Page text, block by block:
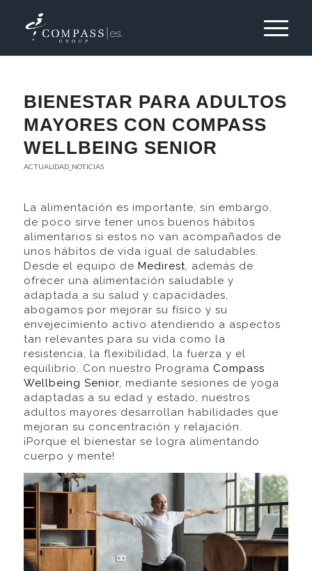
BIENESTAR PARA ADULTOS
MAYORES CON COMPASS
WELLBEING SENIOR
ACTUALIDAD_NOTICIAS
La alimentación es importante, sin embargo,
de poco sirve tener unos buenos hábitos
alimentarios si estos no van acompañados de
unos hábitos de vida igual de saludables.
Desde el equipo de Medirest, además de
ofrecer una alimentación saludable y
adaptada a su salud y capacidades,
abogamos por mejorar su físico y su
envejecimiento activo atendiendo a aspectos
tan relevantes para su vida como la
resistencia, la flexibilidad, la fuerza y el
equilibrio. Con nuestro Programa Compass
Wellbeing Senior, mediante sesiones de yoga
adaptadas a su edad y estado, nuestros
adultos mayores desarrollan habilidades que
mejoran su concentración y relajación.
¡Porque el bienestar se logra alimentando
cuerpo y mente!